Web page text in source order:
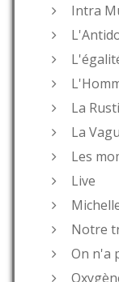
Intra
La
La
Les
Live
Notre
On n'a